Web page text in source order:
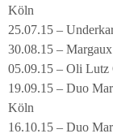
Köln
25.07.15 –
30.08.15 –
05.09.15 – Oli
19.09.15 – Duo
Köln
16.10.15 – Duo